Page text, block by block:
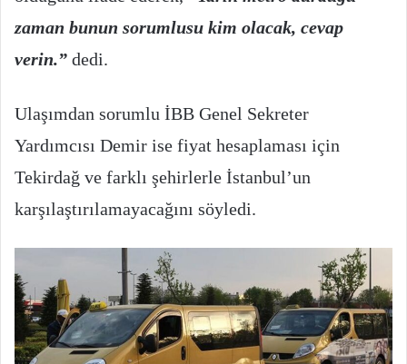
zaman bunun sorumlusu kim olacak, cevap
verin.” dedi.
Ulaşımdan sorumlu İBB Genel Sekreter
Yardımcısı Demir ise fiyat hesaplaması için
Tekirdağ ve farklı şehirlerle İstanbul’un
karşılaştırılamayacağını söyledi.